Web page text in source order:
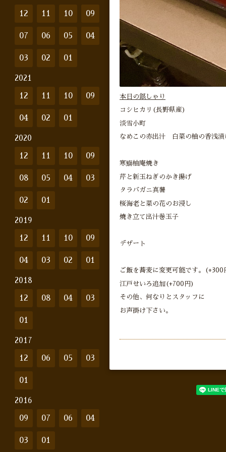
本日の銀しゃり
コシヒカリ(長野県産)
淡雪小町
なめこの赤出汁 白菜の柚の香浅漬
寒鰤柚庵焼き
芹と新玉ねぎのかき揚げ
タラバガニ真薯
桜海老と菜の花のお浸し
焼き立て出汁巻玉子
デザート
ご飯を蕎麦に変更可能です。(+300
江戸せいろ追加(+700円)
その他、何なりとスタッフに
お声掛け下さい。
12 11 10 09
07 06 05 04
03 02 01
2021
12 11 10 09
04 02 01
2020
12 11 10 09
08 05 04 03
02 01
2019
12 11 10 09
04 03 02 01
2018
12 08 04 03
01
2017
12 06 05 03
01
2016
09 07 06 04
03 01